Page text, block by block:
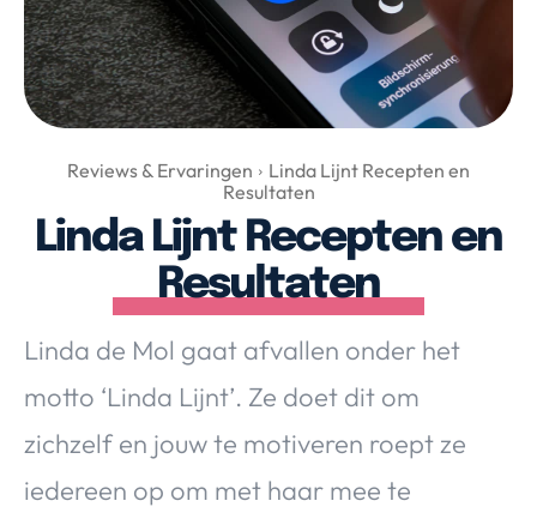
Huis & Tuin
Nieuws & Media
Over Valerie
De Top 5
Contact
VALERIE'S CHOICE
Food & Drinks Health & Beauty
Huis & Tuin
Reviews & Ervaringen
Linda Lijnt Recepten en
Resultaten
Linda Lijnt Recepten en
Resultaten
Linda de Mol gaat afvallen onder het
motto ‘Linda Lijnt’. Ze doet dit om
zichzelf en jouw te motiveren roept ze
iedereen op om met haar mee te